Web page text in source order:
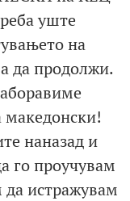
уште
на
да продолжи.
наназад и
го проучувам
да истражувам